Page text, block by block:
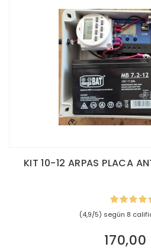
KIT 10-12 ARPAS PLACA
(4,9/5) según 8